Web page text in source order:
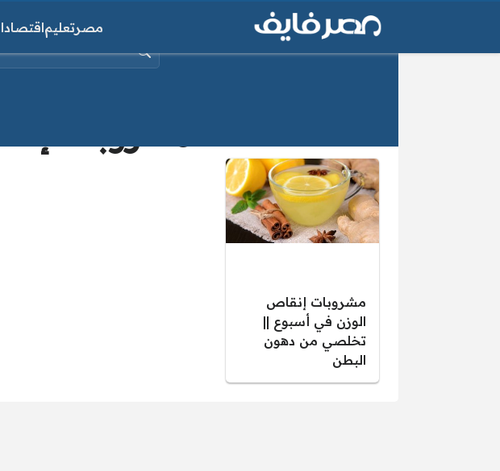
مصرتعليماقتصاد
مشروبات إنقاص
الوزن في أسبوع ||
تخلصي من دهون
البطن